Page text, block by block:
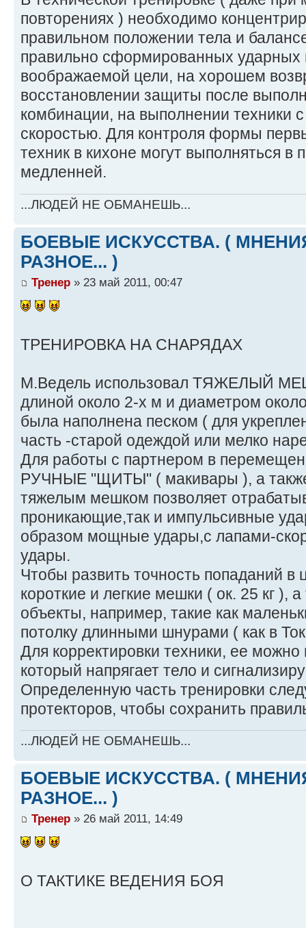
повторениях ) необходимо
правильном положении тела и
правильно сформированных ударных
воображаемой цели, на хорошем
восстановлении защиты после
комбинации, на выполнении техники
скоростью. Для контроля формы
техник в кихоне могут выполняться в
медленней.
...ЛЮДЕЙ НЕ ОБМАНЕШЬ...
БОЕВЫЕ ИСКУССТВА. (
РАЗНОЕ... )
Тренер » 23 май 2011, 00:47
ТРЕНИРОВКА НА СНАРЯДАХ
М.Ведель использовал ТЯЖЕЛЫЙ
длиной около 2-х м и диаметром
была наполнена песком ( для
часть -старой одеждой или мелко
Для работы с партнером в
РУЧНЫЕ "ЩИТЫ" ( макивары ), а
тяжелым мешком позволяет
проникающие,так и импульсивные
образом мощные удары,с лапами-
удары.
Чтобы развить точность попаданий в
короткие и легкие мешки ( ок. 25 кг ),
объекты, например, такие как
потолку длинными шнурами ( как в
Для корректировки техники, ее
который напрягает тело и
Определенную часть тренировки
протекторов, чтобы сохранить
...ЛЮДЕЙ НЕ ОБМАНЕШЬ...
БОЕВЫЕ ИСКУССТВА. (
РАЗНОЕ... )
Тренер » 26 май 2011, 14:49
О ТАКТИКЕ ВЕДЕНИЯ БОЯ